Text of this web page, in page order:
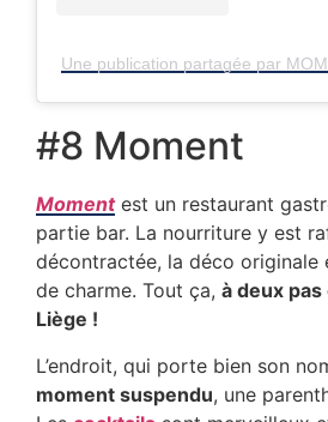
Une publication partagée par
#8 Moment
Momentest un restaurant
partie bar. La nourriture y est
décontractée, la déco originale
de charme. Tout ça, à deux
Liège !
L’endroit, qui porte bien son
moment suspendu, une